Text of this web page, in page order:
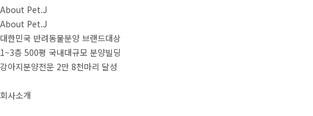
About Pet.J
About Pet.J
대한민국 반려동물분양 브랜드대상
1~3층 500평 국내대규모 분양빌딩
강아지분양전문 2만 8천마리 달성
회사소개